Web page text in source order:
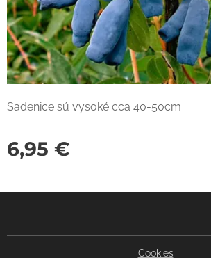
Sadenice sú vysoké cca 40-50cm
6,95 €
Cookies